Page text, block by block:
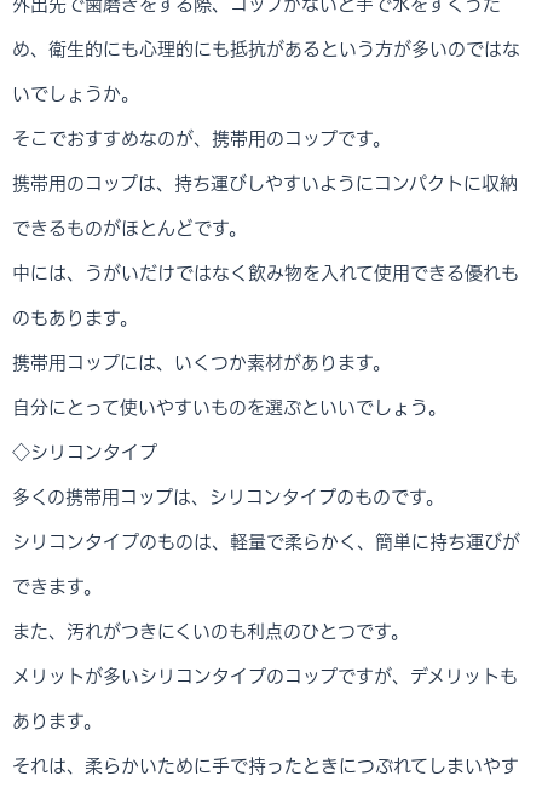
め、衛生的にも心理的にも抵抗があるという方が多いのではな
いでしょうか。
そこでおすすめなのが、携帯用のコップです。
携帯用のコップは、持ち運びしやすいようにコンパクトに収納
できるものがほとんどです。
中には、うがいだけではなく飲み物を入れて使用できる優れも
のもあります。
携帯用コップには、いくつか素材があります。
自分にとって使いやすいものを選ぶといいでしょう。
◇シリコンタイプ
多くの携帯用コップは、シリコンタイプのものです。
シリコンタイプのものは、軽量で柔らかく、簡単に持ち運びが
できます。
また、汚れがつきにくいのも利点のひとつです。
メリットが多いシリコンタイプのコップですが、デメリットも
あります。
それは、柔らかいために手で持ったときにつぶれてしまいやす